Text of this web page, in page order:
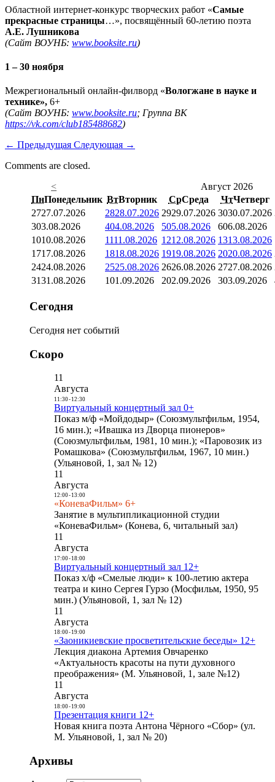
Областной интернет-конкурс творческих работ «Самые
прекрасные страницы…», посвящённый 60-летию поэта
А.Е. Лушникова
(Сайт ВОУНБ: www.booksite.ru)
1 – 30 ноября
Межрегиональный онлайн-филворд «Вологжане в науке и
технике», 6+
(Сайт ВОУНБ: www.booksite.ru; Группа ВК
https://vk.com/club185488682)
← Предыдущая Следующая →
Comments are closed.
<
Август 2026
ПнПонедельник ВтВторник СрСреда ЧтЧетверг
2727.07.2026 2828.07.2026 2929.07.2026 3030.07.2026
303.08.2026 404.08.2026 505.08.2026 606.08.2026
1010.08.2026 1111.08.2026 1212.08.2026 1313.08.2026
1717.08.2026 1818.08.2026 1919.08.2026 2020.08.2026
2424.08.2026 2525.08.2026 2626.08.2026 2727.08.2026
3131.08.2026 101.09.2026 202.09.2026 303.09.2026
Сегодня
Сегодня нет событий
Скоро
11
Августа
11:30- 12:30
Виртуальный концертный зал 0+
Показ м/ф «Мойдодыр» (Союзмультфильм, 1954,
16 мин.); «Ивашка из Дворца пионеров»
(Союзмультфильм, 1981, 10 мин.); «Паровозик из
Ромашкова» (Союзмультфильм, 1967, 10 мин.)
(Ульяновой, 1, зал № 12)
11
Августа
12:00- 13:00
«КоневаФильм» 6+
Занятие в мультипликационной студии
«КоневаФильм» (Конева, 6, читальный зал)
11
Августа
17:00- 18:00
Виртуальный концертный зал 12+
Показ х/ф «Смелые люди» к 100-летию актера
театра и кино Сергея Гурзо (Мосфильм, 1950, 95
мин.) (Ульяновой, 1, зал № 12)
11
Августа
18:00- 19:00
«Заоникиевские просветительские беседы» 12+
Лекция диакона Артемия Овчаренко
«Актуальность красоты на пути духовного
преображения» (М. Ульяновой, 1, зале №12)
11
Августа
18:00- 19:00
Презентация книги 12+
Новая книга поэта Антона Чёрного «Сбор» (ул.
М. Ульяновой, 1, зал № 20)
Архивы